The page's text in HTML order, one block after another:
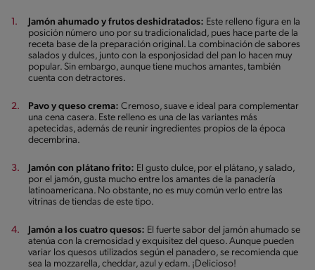
Jamón ahumado y frutos deshidratados: Este relleno figura en la
posición número uno por su tradicionalidad, pues hace parte de la
receta base de la preparación original. La combinación de sabores
salados y dulces, junto con la esponjosidad del pan lo hacen muy
popular. Sin embargo, aunque tiene muchos amantes, también
cuenta con detractores.
Pavo y queso crema: Cremoso, suave e ideal para complementar
una cena casera. Este relleno es una de las variantes más
apetecidas, además de reunir ingredientes propios de la época
decembrina.
Jamón con plátano frito: El gusto dulce, por el plátano, y salado,
por el jamón, gusta mucho entre los amantes de la panadería
latinoamericana. No obstante, no es muy común verlo entre las
vitrinas de tiendas de este tipo.
Jamón a los cuatro quesos: El fuerte sabor del jamón ahumado se
atenúa con la cremosidad y exquisitez del queso. Aunque pueden
variar los quesos utilizados según el panadero, se recomienda que
sea la mozzarella, cheddar, azul y edam. ¡Delicioso!